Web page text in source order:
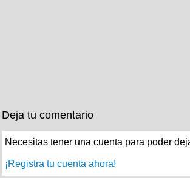
Deja tu comentario
Necesitas tener una cuenta para poder
¡Registra tu cuenta ahora!